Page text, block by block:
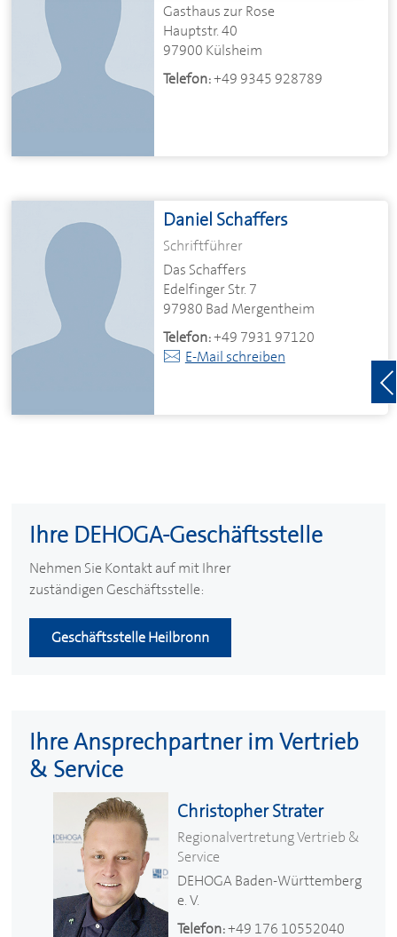
Gasthaus zur Rose
Hauptstr. 40
97900 Külsheim
Telefon:+49 9345 928789
Daniel Schaffers
Schriftführer
Das Schaffers
Edelfinger Str. 7
97980 Bad Mergentheim
Telefon:+49 7931 97120
E-Mail schreiben
Ihre DEHOGA-Geschäftsstelle
Nehmen Sie Kontakt auf mit Ihrer
zuständigen Geschäftsstelle:
Geschäftsstelle Heilbronn
Ihre Ansprechpartner im Vertrieb
& Service
Christopher Strater
Regionalvertretung Vertrieb &
Service
DEHOGABaden-Württemberg
e. V.
Telefon:+49 176 10552040